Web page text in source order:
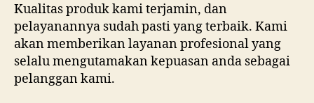
Kualitas produk kami terjamin, dan
pelayanannya sudah pasti yang terbaik. Kami
akan memberikan layanan profesional yang
selalu mengutamakan kepuasan anda sebagai
pelanggan kami.